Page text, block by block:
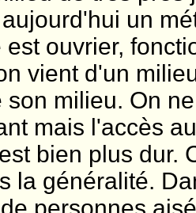
un
est ouvrier,
vient d'un
son milieu. On
mais l'accès
bien plus dur.
la généralité.
personnes